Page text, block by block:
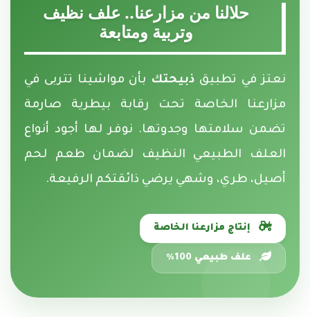
حلالنا من مزارعنا.. علف نظيف
وتربية ومتابعة
نعتز في تطبيق ذبيحتك بأن مواشينا تتربى في
مزارعنا الخاصة تحت رقابة بيطرية صارمة
تضمن سلامتها وجدوتها. نوفر لها أجود أنواع
العلف الطبيعي النظيف لضمان طعم لحم
أصيل، طري، وشهي يرضي ذائقتكم الرفيعة.
إنتاج مزارعنا الخاصة
علف طبيعي 100%